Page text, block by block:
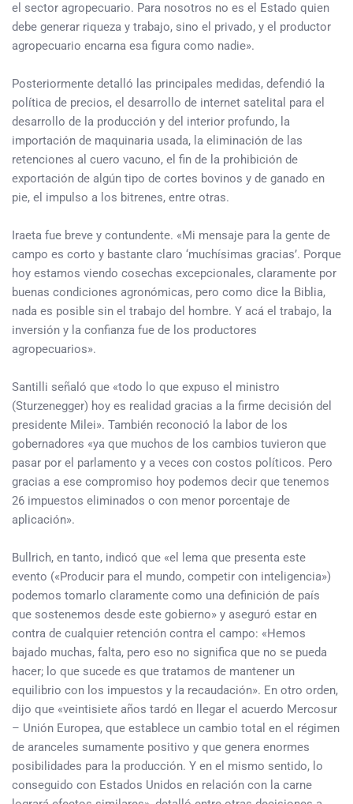
el sector agropecuario. Para nosotros no es el Estado quien
debe generar riqueza y trabajo, sino el privado, y el productor
agropecuario encarna esa figura como nadie».
Posteriormente detalló las principales medidas, defendió la
política de precios, el desarrollo de internet satelital para el
desarrollo de la producción y del interior profundo, la
importación de maquinaria usada, la eliminación de las
retenciones al cuero vacuno, el fin de la prohibición de
exportación de algún tipo de cortes bovinos y de ganado en
pie, el impulso a los bitrenes, entre otras.
Iraeta fue breve y contundente. «Mi mensaje para la gente de
campo es corto y bastante claro ‘muchísimas gracias’. Porque
hoy estamos viendo cosechas excepcionales, claramente por
buenas condiciones agronómicas, pero como dice la Biblia,
nada es posible sin el trabajo del hombre. Y acá el trabajo, la
inversión y la confianza fue de los productores
agropecuarios».
Santilli señaló que «todo lo que expuso el ministro
(Sturzenegger) hoy es realidad gracias a la firme decisión del
presidente Milei». También reconoció la labor de los
gobernadores «ya que muchos de los cambios tuvieron que
pasar por el parlamento y a veces con costos políticos. Pero
gracias a ese compromiso hoy podemos decir que tenemos
26 impuestos eliminados o con menor porcentaje de
aplicación».
Bullrich, en tanto, indicó que «el lema que presenta este
evento («Producir para el mundo, competir con inteligencia»)
podemos tomarlo claramente como una definición de país
que sostenemos desde este gobierno» y aseguró estar en
contra de cualquier retención contra el campo: «Hemos
bajado muchas, falta, pero eso no significa que no se pueda
hacer; lo que sucede es que tratamos de mantener un
equilibrio con los impuestos y la recaudación». En otro orden,
dijo que «veintisiete años tardó en llegar el acuerdo Mercosur
– Unión Europea, que establece un cambio total en el régimen
de aranceles sumamente positivo y que genera enormes
posibilidades para la producción. Y en el mismo sentido, lo
conseguido con Estados Unidos en relación con la carne